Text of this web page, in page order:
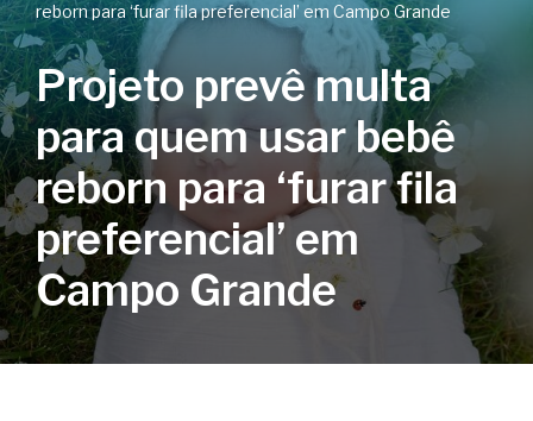
reborn para ‘furar fila preferencial’ em Campo Grande
Projeto prevê multa
para quem usar bebê
reborn para ‘furar fila
preferencial’ em
Campo Grande